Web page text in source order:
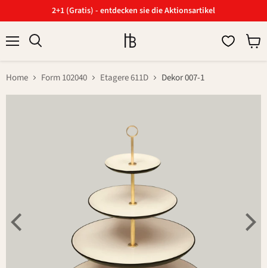
2+1 (Gratis) - entdecken sie die Aktionsartikel
Home Form 102040 Etagere 611D Dekor 007-1